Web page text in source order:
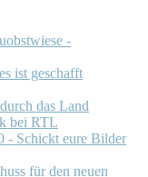
-
ist geschafft
das Land
bei RTL
- Schickt eure Bilder
für den neuen